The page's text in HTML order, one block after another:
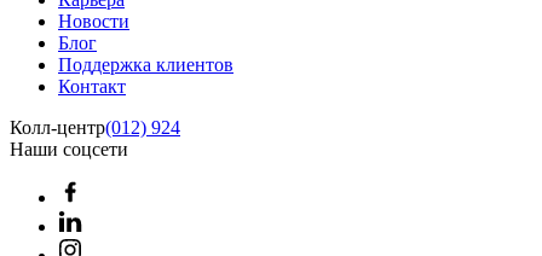
Новости
Блог
Поддержка клиентов
Контакт
Колл-центр(012) 924
Наши соцсети